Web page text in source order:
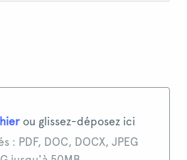
ou glissez-déposez ici
ou glissez-déposez ici
: PDF, DOC, DOCX, JPEG